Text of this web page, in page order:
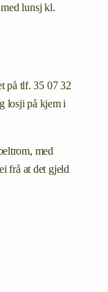
lunsj kl.
på tlf. 35 07 32
losji på kjem i
med
frå at det gjeld